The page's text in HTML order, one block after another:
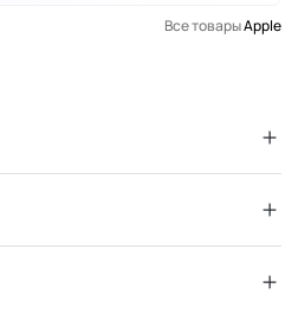
Все товарыApple